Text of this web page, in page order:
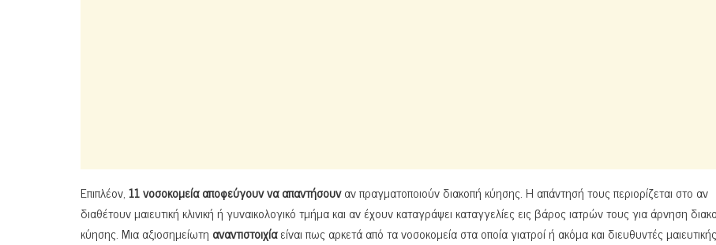
Επιπλέον,11 νοσοκομεία αποφεύγουν να απαντήσουναν πραγματοποιούν διακοπή κύησης. Η απάντησή τους περιορίζεται στο αν
διαθέτουν μαιευτική κλινική ή γυναικολογικό τμήμα και αν έχουν καταγράψει καταγγελίες εις βάρος ιατρών τους για άρνηση
κύησης. Μια αξιοσημείωτη αναντιστοιχίαείναι πως αρκετά από τα νοσοκομεία στα οποία γιατροί ή ακόμα και διευθυντές μαιευτικής